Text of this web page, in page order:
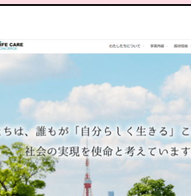
ステーションで実際に働いている人の声
ステーション利用者の口コミ
ステーションの求人情報